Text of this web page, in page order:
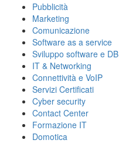
Pubblicità
Marketing
Comunicazione
Software as a service
Sviluppo software e DB
IT & Networking
Connettività e VoIP
Servizi Certificati
Cyber security
Contact Center
Formazione IT
Domotica